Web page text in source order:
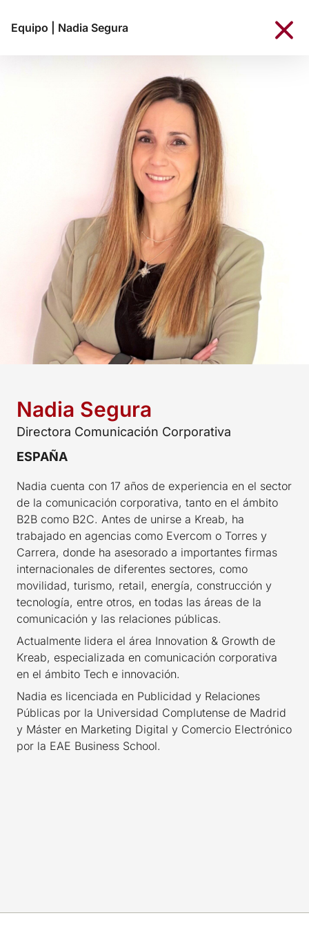
Equipo Nadia Segura
Nadia Segura
Directora Comunicación Corporativa
ESPAÑA
Nadia cuenta con 17 años de experiencia en el sector
de la comunicación corporativa, tanto en el ámbito
B2B como B2C. Antes de unirse a Kreab, ha
trabajado en agencias como Evercom o Torres y
Carrera, donde ha asesorado a​ importantes firmas
internacionales de diferentes sectores, como
movilidad, turismo, retail, energía, construcción y
tecnología, entre otros, en todas las áreas de la
comunicación y las relaciones públicas.
Actualmente lidera el área Innovation & Growth de
Kreab, especializada en comunicación corporativa
en el ámbito Tech e innovación.
Nadia es licenciada en Publicidad y Relaciones
Públicas por la Universidad Complutense de Madrid
y Máster en Marketing Digital y Comercio Electrónico
por la EAE Business School.